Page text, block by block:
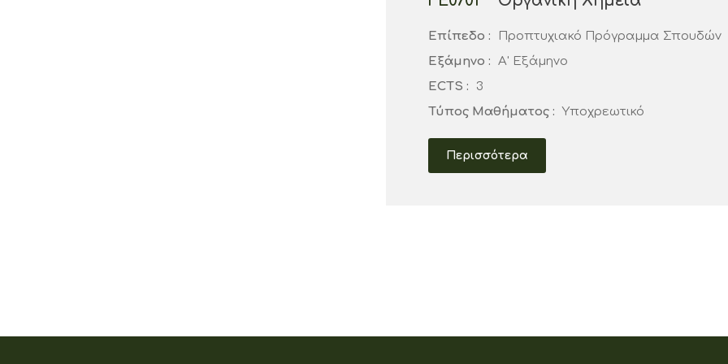
Επίπεδο :
Προπτυχιακό Πρόγραμμα Σπουδών
Εξάμηνο : Α' Εξάμηνο
ECTS :
3
Τύπος Μαθήματος : Υποχρεωτικό
Περισσότερα